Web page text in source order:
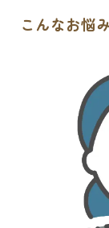
こんなお悩